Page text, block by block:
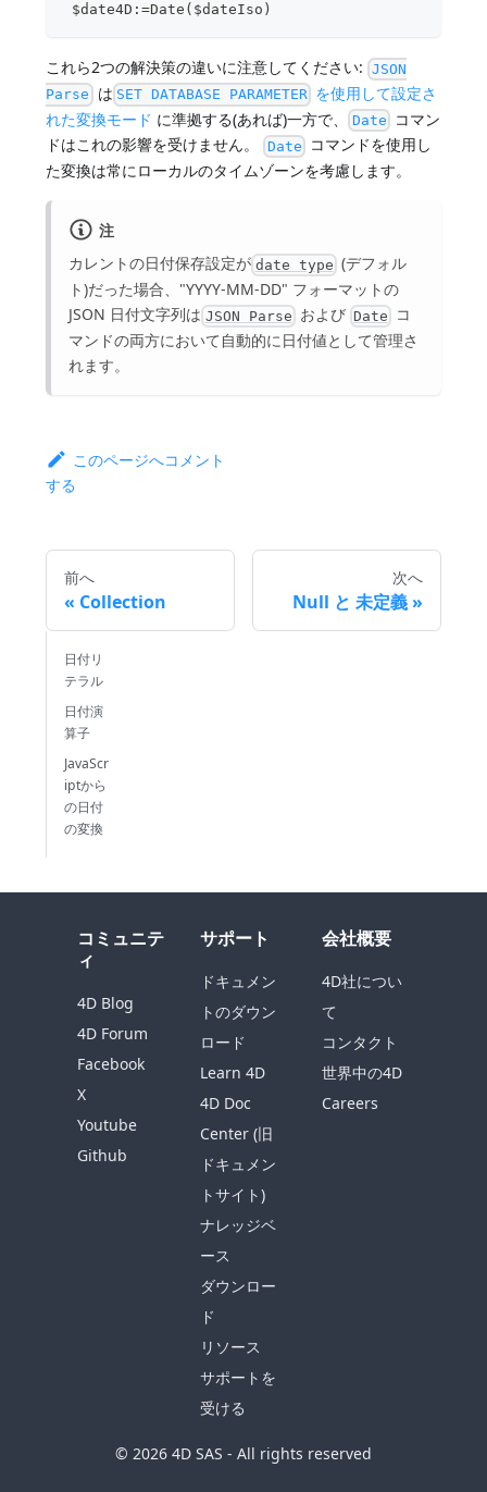
$date4D:=Date($dateIso)
これら2つの解決策の違いに注意してください: JSON
Parse は SET DATABASE PARAMETER を使用して設定さ
れた変換モード に準拠する(あれば)一方で、 Date コマン
ドはこれの影響を受けません。 Date コマンドを使用し
た変換は常にローカルのタイムゾーンを考慮します。
注
カレントの日付保存設定が date type (デフォル
ト)だった場合、"YYYY-MM-DD" フォーマットの
JSON 日付文字列は JSON Parse および Date
コ
マンドの両方において自動的に日付値として管理さ
れます。
このページへコメント
する
前へ
Collection
次へ
Null と 未定義
日付リ
テラル
日付演
算子
JavaScr
iptから
の日付
の変換
コミュニテ
ィ
4D Blog
4D Forum
Facebook
X
Youtube
Github
サポート
ドキュメン
トのダウン
ロード
Learn 4D
4D Doc
Center (旧
ドキュメン
トサイト)
ナレッジベ
ース
ダウンロー
ド
リソース
サポートを
受ける
会社概要
4D社につい
て
コンタクト
世界中の4D
Careers
© 2026 4D SAS - All rights reserved